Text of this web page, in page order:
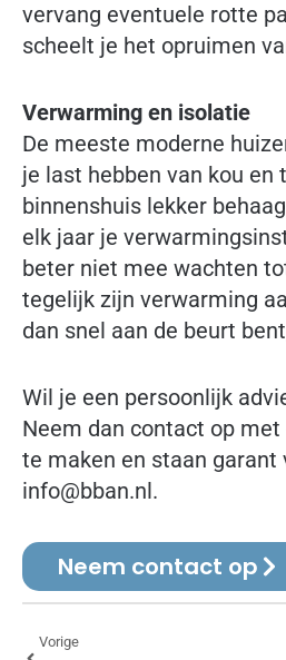
vervang eventuele rotte
scheelt je het opruimen
Verwarming en isolatie
De meeste moderne
je last hebben van kou
binnenshuis lekker
elk jaar je
beter niet mee wachten
tegelijk zijn verwarming
dan snel aan de beurt
Wil je een persoonlijk
Neem dan contact op
te maken en staan garant
info@bban.nl.
Neem contact op
Vorige